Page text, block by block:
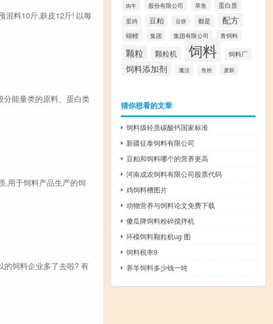
混料10斤,麸皮12斤! 以每
分能量类的原料、蛋白类
,用于饲料产品生产的饲
的饲料企业多了去啦? 有
肉牛
股份有限公司 草鱼 蛋白质
蛋鸡 豆粕 豆饼 都是 配方
锦鲤 集团 集团有限公司 青饲料
颗粒 颗粒机 饲料 饲料厂
饲料添加剂 魔法 鱼粉 麦麸
猜你想看的文章
饲料级轻质碳酸钙国家标准
新疆征泰饲料有限公司
豆粕和饲料哪个的营养更高
河南成农饲料有限公司股票代码
鸡饲料槽图片
动物营养与饲料论文免费下载
傻瓜牌饲料粉碎搅拌机
环模饲料颗粒机ug 图
饲料税率9
养羊饲料多少钱一吨